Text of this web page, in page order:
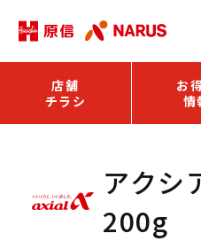
店舗
チラシ
お
情
アクシ
200g